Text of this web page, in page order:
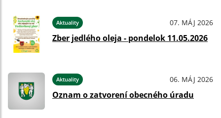
Aktuality 07. MÁJ 2026
Zber jedlého oleja - pondelok 11.05.2026
Aktuality 06. MÁJ 2026
Oznam o zatvorení obecného úradu